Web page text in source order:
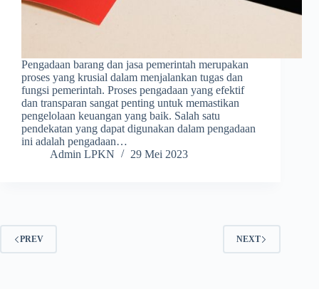
Pengadaan barang dan jasa pemerintah merupakan
proses yang krusial dalam menjalankan tugas dan
fungsi pemerintah. Proses pengadaan yang efektif
dan transparan sangat penting untuk memastikan
pengelolaan keuangan yang baik. Salah satu
pendekatan yang dapat digunakan dalam pengadaan
ini adalah pengadaan…
Admin LPKN
29 Mei 2023
PREV NEXT